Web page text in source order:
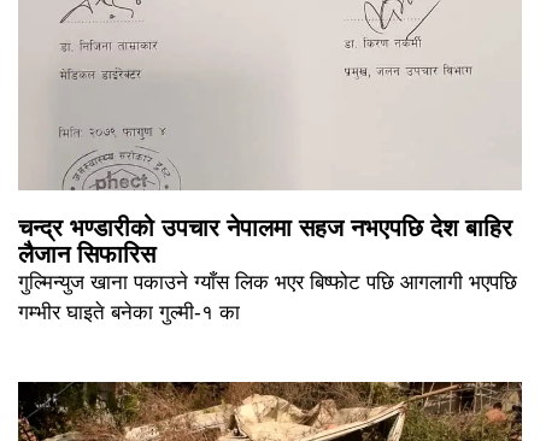
चन्द्र भण्डारीको उपचार नेपालमा सहज नभएपछि देश बाहिर
लैजान सिफारिस
गुल्मिन्युज खाना पकाउने ग्याँस लिक भएर बिष्फोट पछि आगलागी भएपछि
गम्भीर घाइते बनेका गुल्मी-१ का